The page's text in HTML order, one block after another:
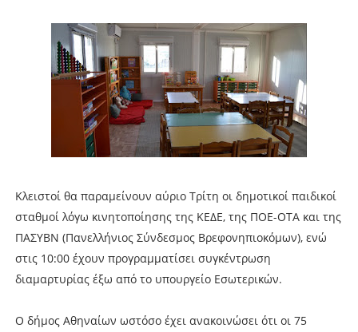
Κλειστοί θα παραμείνουν αύριο Τρίτη οι δημοτικοί παιδικοί
σταθμοί λόγω κινητοποίησης της ΚΕΔΕ, της ΠΟΕ-ΟΤΑ και της
ΠΑΣΥΒΝ (Πανελλήνιος Σύνδεσμος Βρεφονηπιοκόμων), ενώ
στις 10:00 έχουν προγραμματίσει συγκέντρωση
διαμαρτυρίας έξω από το υπουργείο Εσωτερικών.
Ο δήμος Αθηναίων ωστόσο έχει ανακοινώσει ότι οι 75